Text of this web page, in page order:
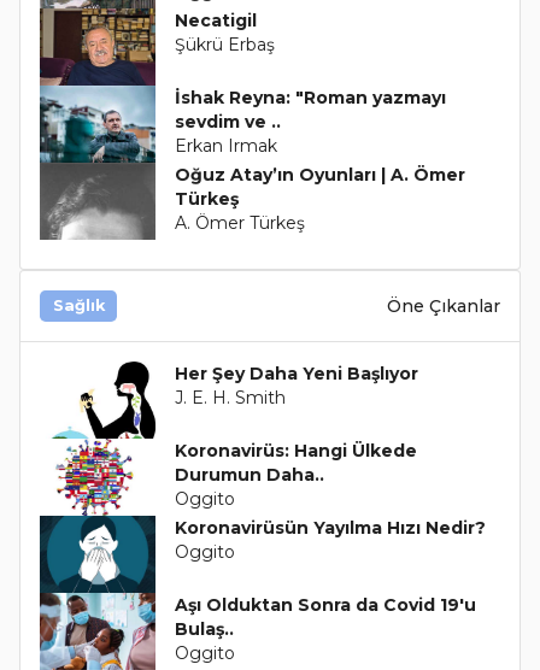
Necatigil
Şükrü Erbaş
İshak Reyna: "Roman yazmayı
sevdim ve ..
Erkan Irmak
Oğuz Atay’ın Oyunları | A. Ömer
Türkeş
A. Ömer Türkeş
Sağlık Öne Çıkanlar
Her Şey Daha Yeni Başlıyor
J. E. H. Smith
Koronavirüs: Hangi Ülkede
Durumun Daha..
Oggito
Koronavirüsün Yayılma Hızı Nedir?
Oggito
Aşı Olduktan Sonra da Covid 19'u
Bulaş..
Oggito